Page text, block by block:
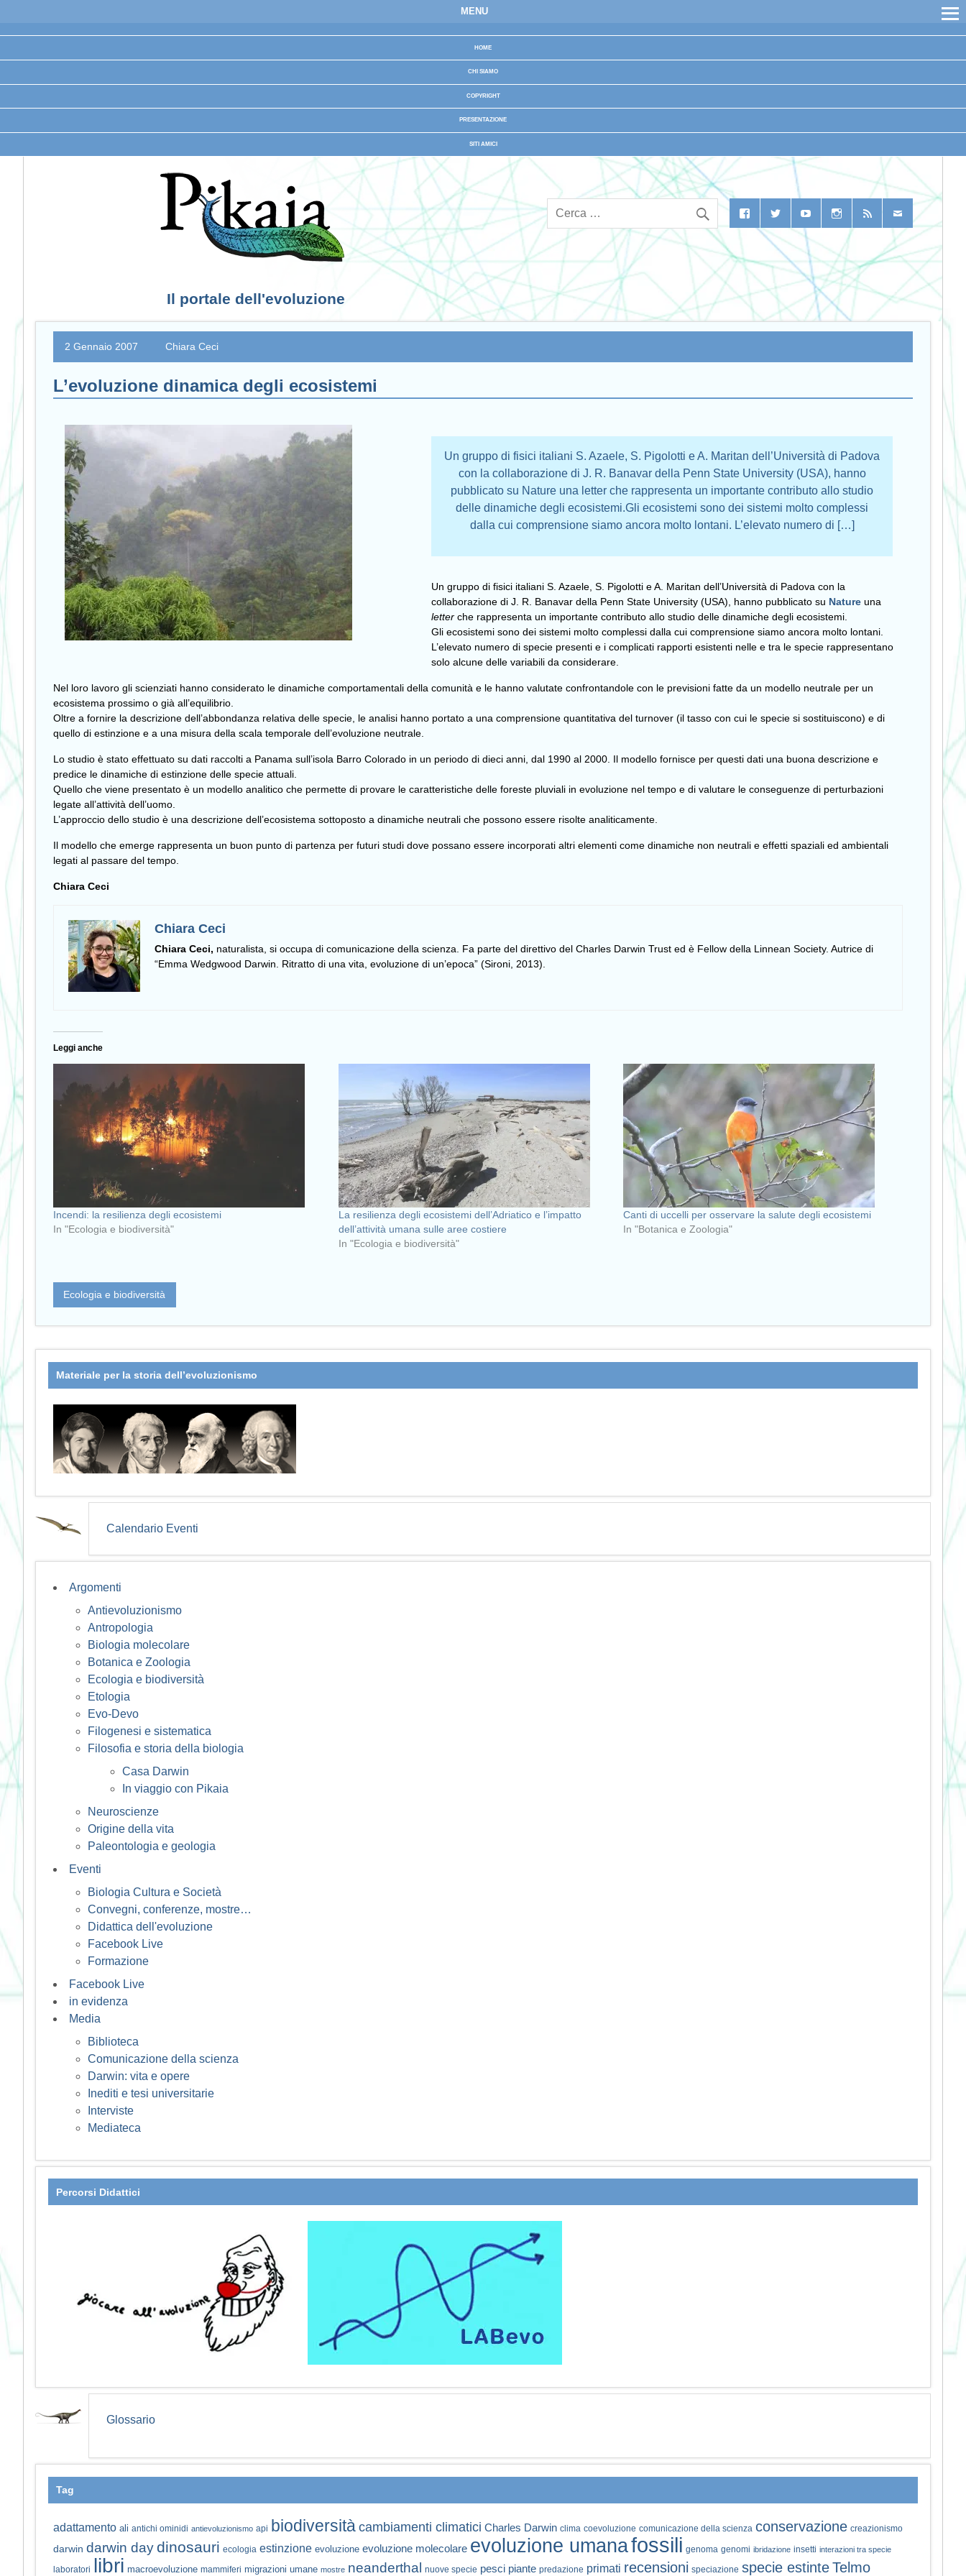
MENU
HOME
CHI SIAMO
COPYRIGHT
PRESENTAZIONE
SITI AMICI
Il portale dell'evoluzione
2 Gennaio 2007 Chiara Ceci
L’evoluzione dinamica degli ecosistemi
Un gruppo di fisici italiani S. Azaele, S. Pigolotti e A. Maritan dell’Università di Padova
con la collaborazione di J. R. Banavar della Penn State University (USA), hanno
pubblicato su Nature una letter che rappresenta un importante contributo allo studio
delle dinamiche degli ecosistemi.Gli ecosistemi sono dei sistemi molto complessi
dalla cui comprensione siamo ancora molto lontani. L’elevato numero di […]
Un gruppo di fisici italiani S. Azaele, S. Pigolotti e A. Maritan dell’Università di Padova con la
collaborazione di J. R. Banavar della Penn State University (USA), hanno pubblicato su Natureuna
letter che rappresenta un importante contributo allo studio delle dinamiche degli ecosistemi.
Gli ecosistemi sono dei sistemi molto complessi dalla cui comprensione siamo ancora molto lontani.
L’elevato numero di specie presenti e i complicati rapporti esistenti nelle e tra le specie rappresentano
solo alcune delle variabili da considerare.
Nel loro lavoro gli scienziati hanno considerato le dinamiche comportamentali della comunità e le hanno valutate confrontandole con le previsioni fatte da un modello neutrale per un
ecosistema prossimo o già all’equilibrio.
Oltre a fornire la descrizione dell’abbondanza relativa delle specie, le analisi hanno portato a una comprensione quantitativa del turnover (il tasso con cui le specie si sostituiscono) e di
quello di estinzione e a una misura della scala temporale dell’evoluzione neutrale.
Lo studio è stato effettuato su dati raccolti a Panama sull’isola Barro Colorado in un periodo di dieci anni, dal 1990 al 2000. Il modello fornisce per questi dati una buona descrizione e
predice le dinamiche di estinzione delle specie attuali.
Quello che viene presentato è un modello analitico che permette di provare le caratteristiche delle foreste pluviali in evoluzione nel tempo e di valutare le conseguenze di perturbazioni
legate all’attività dell’uomo.
L’approccio dello studio è una descrizione dell’ecosistema sottoposto a dinamiche neutrali che possono essere risolte analiticamente.
Il modello che emerge rappresenta un buon punto di partenza per futuri studi dove possano essere incorporati altri elementi come dinamiche non neutrali e effetti spaziali ed ambientali
legati al passare del tempo.
Chiara Ceci
Chiara Ceci
Chiara Ceci, naturalista, si occupa di comunicazione della scienza. Fa parte del direttivo del Charles Darwin Trust ed è Fellow della Linnean Society. Autrice di
“Emma Wedgwood Darwin. Ritratto di una vita, evoluzione di un’epoca” (Sironi, 2013).
Leggi anche
Incendi: la resilienza degli ecosistemi
In "Ecologia e biodiversità"
La resilienza degli ecosistemi dell’Adriatico e l’impatto
dell’attività umana sulle aree costiere
In "Ecologia e biodiversità"
Canti di uccelli per osservare la salute degli ecosistemi
In "Botanica e Zoologia"
Ecologia e biodiversità
Materiale per la storia dell’evoluzionismo
Calendario Eventi
Argomenti
Antievoluzionismo
Antropologia
Biologia molecolare
Botanica e Zoologia
Ecologia e biodiversità
Etologia
Evo-Devo
Filogenesi e sistematica
Filosofia e storia della biologia
Casa Darwin
In viaggio con Pikaia
Neuroscienze
Origine della vita
Paleontologia e geologia
Eventi
Biologia Cultura e Società
Convegni, conferenze, mostre…
Didattica dell'evoluzione
Facebook Live
Formazione
Facebook Live
in evidenza
Media
Biblioteca
Comunicazione della scienza
Darwin: vita e opere
Inediti e tesi universitarie
Interviste
Mediateca
Percorsi Didattici
Glossario
Tag
adattamento ali antichi ominidi antievoluzionismo api biodiversitàcambiamenti climatici Charles Darwin clima coevoluzione comunicazione della scienza conservazione creazionismo
darwin darwin daydinosauri ecologia estinzione evoluzione evoluzione molecolare evoluzione umanafossili genoma genomi ibridazione insetti interazioni tra specie
laboratori libri macroevoluzione mammiferi migrazioni umane mostre neanderthal nuove specie pesci piante predazione primati recensioni speciazione specie estinteTelmo